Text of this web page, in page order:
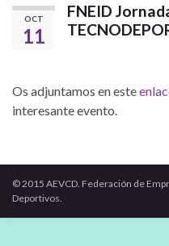
OCT
11
FNEID
Os adjuntamos en este
interesante evento.
© 2015 AEVCD. Federación de
Deportivos.